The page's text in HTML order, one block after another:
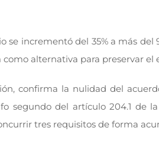
se incrementó del 35% a más
alternativa para preservar el
confirma la nulidad del
segundo del artículo 204.1 de
tres requisitos de forma